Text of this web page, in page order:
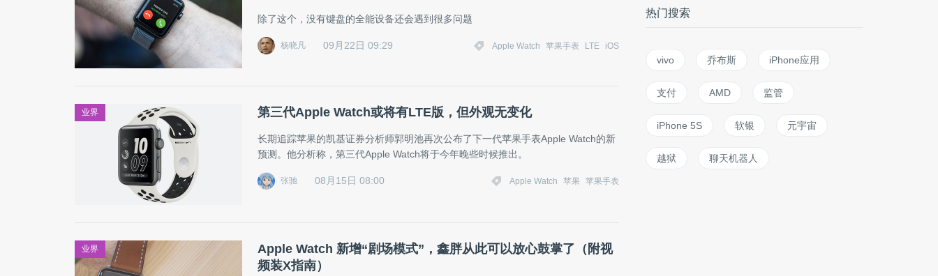
除了这个，没有键盘的全能设备还会遇到很多问题
杨晓凡 09月22日 09:29 Apple Watch 苹果手表 LTE iOS
业界 第三代Apple Watch或将有LTE版，但外观无变化
长期追踪苹果的凯基证券分析师郭明池再次公布了下一代苹果手表Apple Watch的新
预测。他分析称，第三代Apple Watch将于今年晚些时候推出。
张驰 08月15日 08:00 Apple Watch 苹果 苹果手表
业界
Apple Watch 新增“剧场模式”，鑫胖从此可以放心鼓掌了（附视
频装X指南）
热门搜索
vivo 乔布斯 iPhone应用
支付 AMD 监管
iPhone 5S 软银 元宇宙
越狱 聊天机器人